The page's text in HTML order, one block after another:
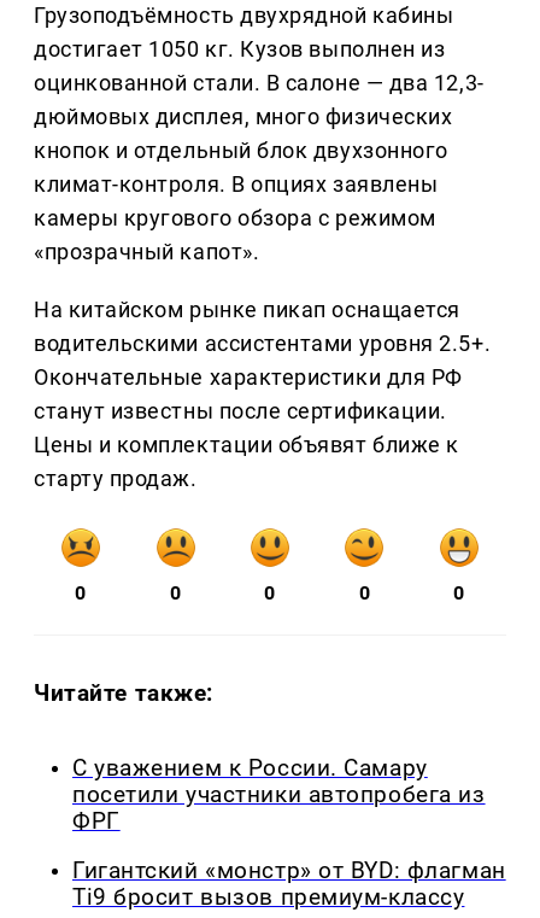
Грузоподъёмность двухрядной кабины
достигает 1050 кг. Кузов выполнен из
оцинкованной стали. В салоне — два 12,3-
дюймовых дисплея, много физических
кнопок и отдельный блок двухзонного
климат-контроля. В опциях заявлены
камеры кругового обзора с режимом
«прозрачный капот».
На китайском рынке пикап оснащается
водительскими ассистентами уровня 2.5+.
Окончательные характеристики для РФ
станут известны после сертификации.
Цены и комплектации объявят ближе к
старту продаж.
0 0 0 0 0
Читайте также:
С уважением к России. Самару
посетили участники автопробега из
ФРГ
Гигантский «монстр» от BYD: флагман
Ti9 бросит вызов премиум-классу